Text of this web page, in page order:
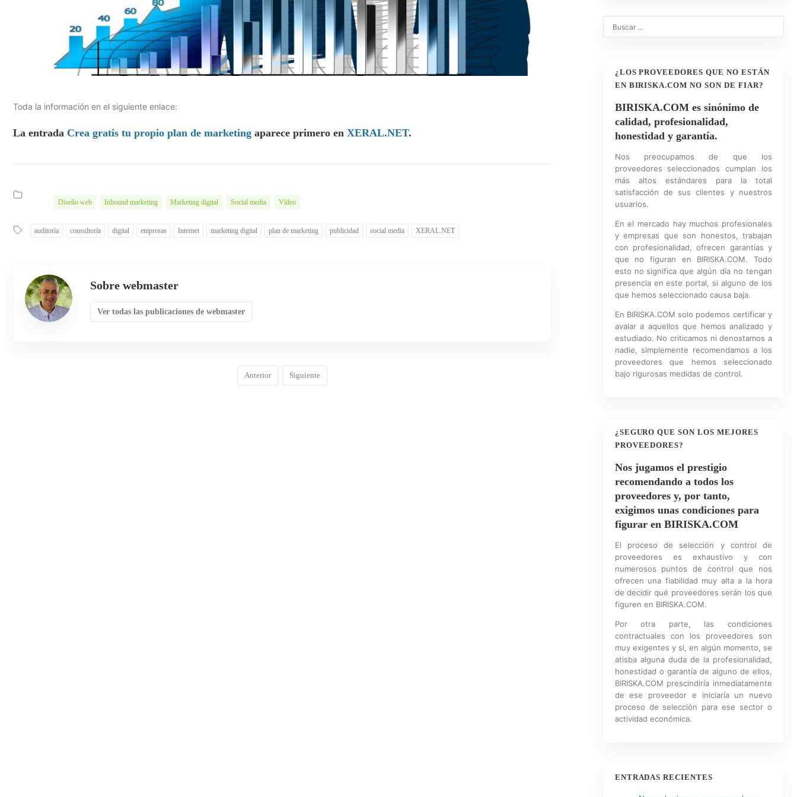
Toda la información en el siguiente enlace:
La entrada Crea gratis tu propio plan de marketing aparece primero en XERAL.NET.
Diseño web Inbound marketing Marketing digital Social media Vídeo
auditoría consultoría digital empresas Internet marketing digital plan de marketing publicidad social media XERAL.NET
Sobre webmaster
Ver todas las publicaciones de webmaster
Anterior Siguiente
¿LOS PROVEEDORES QUE NO ESTÁN
EN BIRISKA.COM NO SON DE FIAR?
BIRISKA.COM es sinónimo de
calidad, profesionalidad,
honestidad y garantía.
Nos preocupamos de que los
proveedores seleccionados cumplan los
más altos estándares para la total
satisfacción de sus clientes y nuestros
usuarios.
En el mercado hay muchos profesionales
y empresas que son honestos, trabajan
con profesionalidad, ofrecen garantías y
que no figuran en BIRISKA.COM. Todo
esto no significa que algún día no tengan
presencia en este portal, si alguno de los
que hemos seleccionado causa baja.
En BIRISKA.COM solo podemos certificar y
avalar a aquellos que hemos analizado y
estudiado. No criticamos ni denostamos a
nadie, simplemente recomendamos a los
proveedores que hemos seleccionado
bajo rigurosas medidas de control.
¿SEGURO QUE SON LOS MEJORES
PROVEEDORES?
Nos jugamos el prestigio
recomendando a todos los
proveedores y, por tanto,
exigimos unas condiciones para
figurar en BIRISKA.COM
El proceso de selección y control de
proveedores es exhaustivo y con
numerosos puntos de control que nos
ofrecen una fiabilidad muy alta a la hora
de decidir qué proveedores serán los que
figuren en BIRISKA.COM.
Por otra parte, las condiciones
contractuales con los proveedores son
muy exigentes y si, en algún momento, se
atisba alguna duda de la profesionalidad,
honestidad o garantía de alguno de ellos,
BIRISKA.COM prescindiría inmediatamente
de ese proveedor e iniciaría un nuevo
proceso de selección para ese sector o
actividad económica.
ENTRADAS RECIENTES